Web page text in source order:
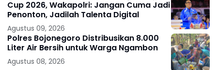
Cup 2026, Wakapolri: Jangan Cuma Jadi
Penonton, Jadilah Talenta Digital
Agustus 09, 2026
Polres Bojonegoro Distribusikan 8.000
Liter Air Bersih untuk Warga Ngambon
Agustus 08, 2026